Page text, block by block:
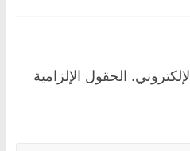
الحقول الإلزامية